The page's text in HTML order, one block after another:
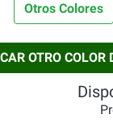
Otros Colores
OTRO COLOR